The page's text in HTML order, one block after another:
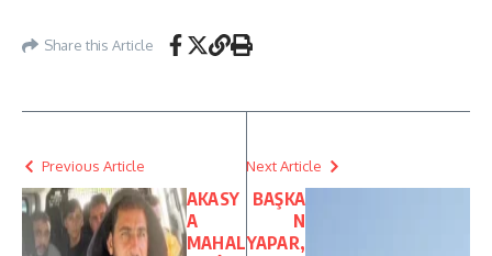
Share this Article
Previous Article
AKASY
A
MAHAL
Next Article
BAŞKA
N
YAPAR,